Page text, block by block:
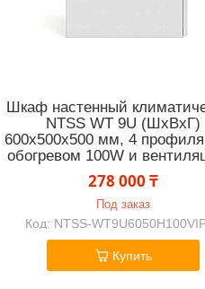
Шкаф настенный
NTSS WT 9U (ШхВхГ)
600x500x500 мм, 4
обогревом 100W и
278 000 ₸
Под заказ
NTSS-
Купить